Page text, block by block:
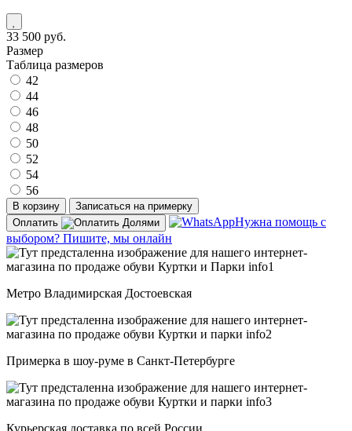
33 500 руб.
Размер
Таблица размеров
42
44
46
48
50
52
54
56
В корзину
Записаться на примерку
Оплатить
Нужна помощь с
выбором? Пишите, мы онлайн
Метро Владимирская Достоевская
Примерка в шоу-руме в Санкт-Петербурге
Курьерская доставка по всей России